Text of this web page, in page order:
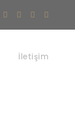
İletişim